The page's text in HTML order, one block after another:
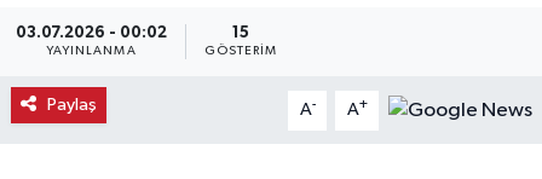
03.07.2026 - 00:02
YAYINLANMA
15
GÖSTERIM
Paylaş A- A+
Bayat
Boğazkale
Süper Lig Puan Durumu ve Fikstür
Tüm Manşetler